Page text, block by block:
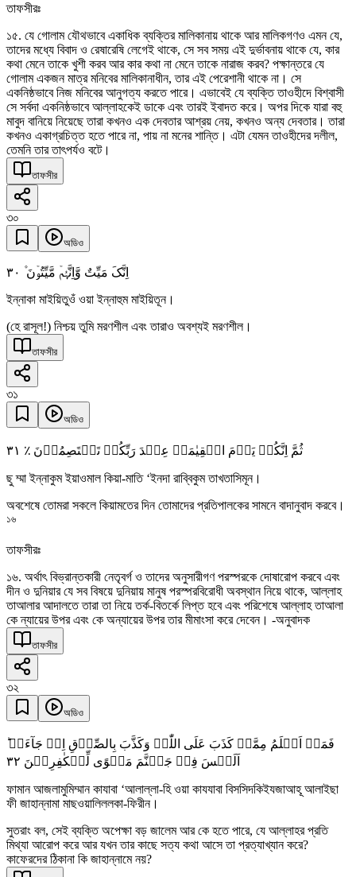
তাফসীরঃ
১৫. যে গোলাম যৌথভাবে একাধিক ব্যক্তির মালিকানায় থাকে আর মালিকগণও এমন যে,
তাদের মধ্যে বিবাদ ও রেষারেষি লেগেই থাকে, সে সব সময় এই দুর্ভাবনায় থাকে যে, কার
কথা মেনে তাকে খুশী করব আর কার কথা না মেনে তাকে নারাজ করব? পক্ষান্তরে যে
গোলাম একজন মাত্র মনিবের মালিকানাধীন, তার এই পেরেশানী থাকে না। সে
একনিষ্ঠভাবে নিজ মনিবের আনুগত্য করতে পারে। এভাবেই যে ব্যক্তি তাওহীদে বিশ্বাসী
সে সর্বদা একনিষ্ঠভাবে আল্লাহকেই ডাকে এবং তারই ইবাদত করে। অপর দিকে যারা বহু
মাবুদ বানিয়ে নিয়েছে তারা কখনও এক দেবতার আশ্রয় নেয়, কখনও অন্য দেবতার। তারা
কখনও একাগ্রচিত্ত হতে পারে না, পায় না মনের শান্তি। এটা যেমন তাওহীদের দলীল,
তেমনি তার তাৎপর্যও বটে।
তাফসীর
৩০
অডিও
اِنَّکَ مَیِّتٌ وَّاِنَّہُمۡ مَّیِّتُوۡنَ ۫ ٣۰
ইন্নাকা মাইয়িতুওঁ ওয়া ইন্নাহুম মাইয়িতূন।
(হে রাসূল!) নিশ্চয় তুমি মরণশীল এবং তারাও অবশ্যই মরণশীল।
তাফসীর
৩১
অডিও
ثُمَّ اِنَّکُمۡ یَوۡمَ الۡقِیٰمَۃِ عِنۡدَ رَبِّکُمۡ تَخۡتَصِمُوۡنَ ٪ ٣١
ছু ম্মা ইন্নাকুম ইয়াওমাল কিয়া-মাতি ‘ইনদা রাব্বিকুম তাখতাসিমূন।
অবশেষে তোমরা সকলে কিয়ামতের দিন তোমাদের প্রতিপালকের সামনে বাদানুবাদ করবে।
১৬
তাফসীরঃ
১৬. অর্থাৎ বিভ্রান্তকারী নেতৃবর্গ ও তাদের অনুসারীগণ পরস্পরকে দোষারোপ করবে এবং
দীন ও দুনিয়ার যে সব বিষয়ে দুনিয়ায় মানুষ পরস্পরবিরোধী অবস্থান নিয়ে থাকে, আল্লাহ
তাআলার আদালতে তারা তা নিয়ে তর্ক-বিতর্কে লিপ্ত হবে এবং পরিশেষে আল্লাহ তাআলা
কে ন্যায়ের উপর এবং কে অন্যায়ের উপর তার মীমাংসা করে দেবেন। -অনুবাদক
তাফসীর
৩২
অডিও
فَمَنۡ اَظۡلَمُ مِمَّنۡ کَذَبَ عَلَی اللّٰہِ وَکَذَّبَ بِالصِّدۡقِ اِذۡ جَآءَہٗ ؕ
اَلَیۡسَ فِیۡ جَہَنَّمَ مَثۡوًی لِّلۡکٰفِرِیۡنَ ٣٢
ফামান আজলামুমিম্মান কাযাবা ‘আলাল্লা-হি ওয়া কাযযাবা বিসসিদকিইযজাআহূ আলাইছা
ফী জাহান্নামা মাছওয়ালিললকা-ফিরীন।
সুতরাং বল, সেই ব্যক্তি অপেক্ষা বড় জালেম আর কে হতে পারে, যে আল্লাহর প্রতি
মিথ্যা আরোপ করে আর যখন তার কাছে সত্য কথা আসে তা প্রত্যাখ্যান করে?
কাফেরদের ঠিকানা কি জাহান্নামে নয়?